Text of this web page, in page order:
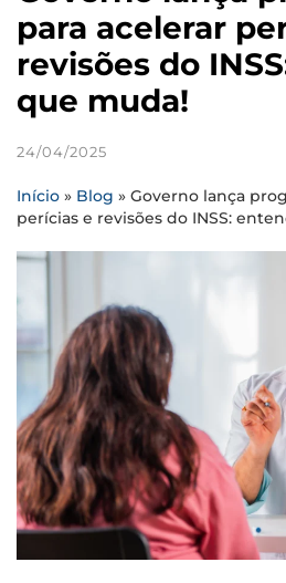
para acelerar
revisões do
que muda!
24/04/2025
Início » Blog » Governo lança
perícias e revisões do INSS: